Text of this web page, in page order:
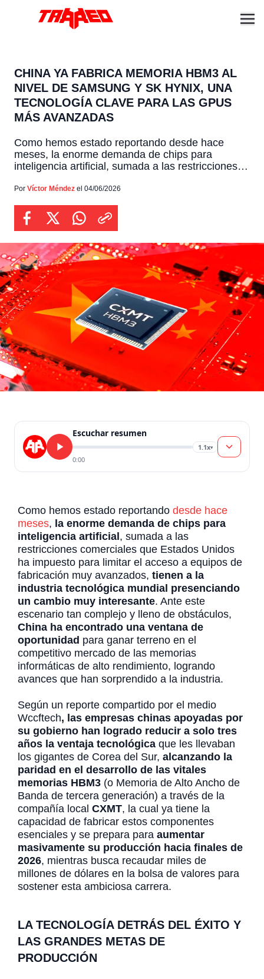
CHINA YA FABRICA MEMORIA HBM3 AL
NIVEL DE SAMSUNG Y SK HYNIX, UNA
TECNOLOGÍA CLAVE PARA LAS GPUS
MÁS AVANZADAS
Como hemos estado reportando desde hace
meses, la enorme demanda de chips para
inteligencia artificial, sumada a las restricciones
para limitar el acceso a equipos de fabricación
mundial presenciando un cambio muy
interesante. Ante este escenario tan complejo y
Por Víctor Méndez el 04/06/2026
Escuchar resumen
1.1x▾
0:00
Como hemos estado reportando desde hace
meses, la enorme demanda de chips para
inteligencia artificial , sumada a las
restricciones comerciales que Estados Unidos
ha impuesto para limitar el acceso a equipos de
fabricación muy avanzados, tienen a la
industria tecnológica mundial presenciando
un cambio muy interesante. Ante este
escenario tan complejo y lleno de obstáculos,
China ha encontrado una ventana de
oportunidad para ganar terreno en el
competitivo mercado de las memorias
informáticas de alto rendimiento, logrando
avances que han sorprendido a la industria.
Según un reporte compartido por el medio
Wccftech, las empresas chinas apoyadas por
su gobierno han logrado reducir a solo tres
años la ventaja tecnológica que les llevaban
los gigantes de Corea del Sur, alcanzando la
paridad en el desarrollo de las vitales
memorias HBM3 (o Memoria de Alto Ancho de
Banda de tercera generación) a través de la
compañía local CXMT, la cual ya tiene la
capacidad de fabricar estos componentes
esenciales y se prepara para aumentar
masivamente su producción hacia finales de
2026, mientras busca recaudar miles de
millones de dólares en la bolsa de valores para
sostener esta ambiciosa carrera.
LA TECNOLOGÍA DETRÁS DEL ÉXITO Y
LAS GRANDES METAS DE
PRODUCCIÓN